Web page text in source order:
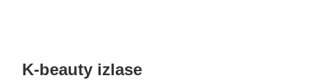
K-beauty izlase